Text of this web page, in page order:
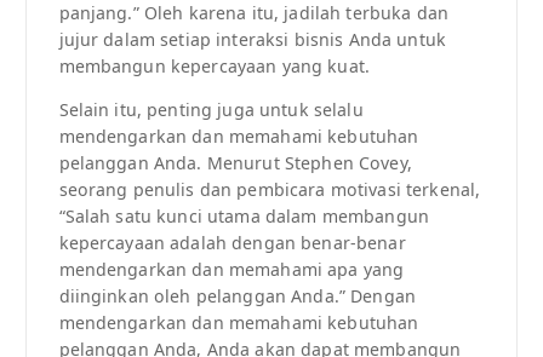
panjang.” Oleh karena itu, jadilah terbuka dan
jujur dalam setiap interaksi bisnis Anda untuk
membangun kepercayaan yang kuat.
Selain itu, penting juga untuk selalu
mendengarkan dan memahami kebutuhan
pelanggan Anda. Menurut Stephen Covey,
seorang penulis dan pembicara motivasi terkenal,
“Salah satu kunci utama dalam membangun
kepercayaan adalah dengan benar-benar
mendengarkan dan memahami apa yang
diinginkan oleh pelanggan Anda.” Dengan
mendengarkan dan memahami kebutuhan
pelanggan Anda, Anda akan dapat membangun